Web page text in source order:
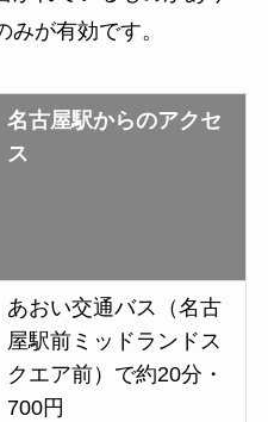
が有効です。
名古屋駅からのアクセ
ス
あおい交通バス（名古
屋駅前ミッドランドス
クエア前）で約20分・
700円